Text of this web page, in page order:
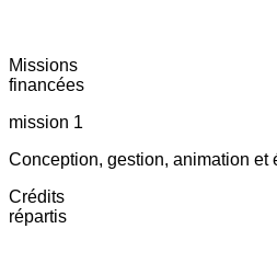
Missions
financées
mission 1
Conception, gestion, animation
Crédits
répartis